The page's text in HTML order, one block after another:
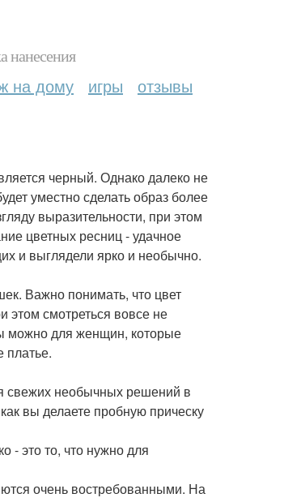
нанесения
на дому игры отзывы
черный. Однако далеко не
уместно сделать образ более
выразительности, при этом
цветных ресниц - удачное
и выглядели ярко и необычно.
Важно понимать, что цвет
этом смотреться вовсе не
можно для женщин, которые
платье.
свежих необычных решений в
вы делаете пробную прическу
- это то, что нужно для
очень востребованными. На